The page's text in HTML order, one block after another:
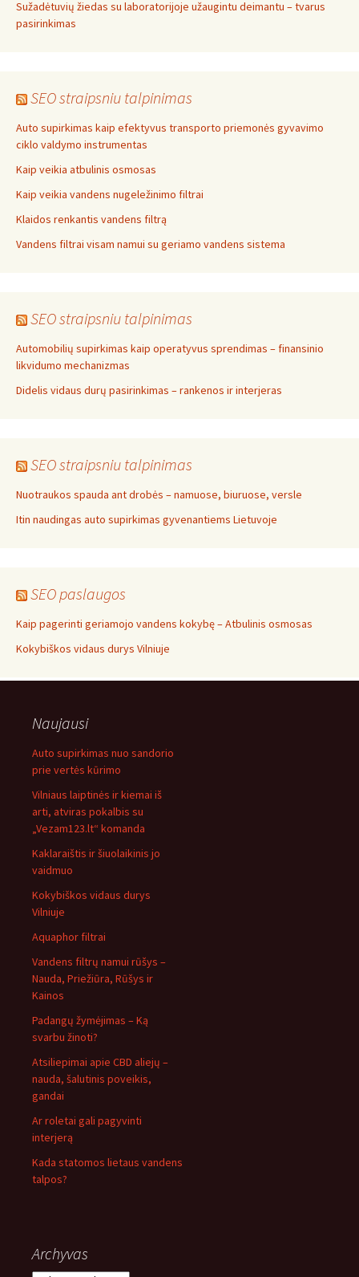
Sužadėtuvių žiedas su laboratorijoje užaugintu deimantu – tvarus
pasirinkimas
SEO straipsniu talpinimas
Auto supirkimas kaip efektyvus transporto priemonės gyvavimo
ciklo valdymo instrumentas
Kaip veikia atbulinis osmosas
Kaip veikia vandens nugeležinimo filtrai
Klaidos renkantis vandens filtrą
Vandens filtrai visam namui su geriamo vandens sistema
SEO straipsniu talpinimas
Automobilių supirkimas kaip operatyvus sprendimas – finansinio
likvidumo mechanizmas
Didelis vidaus durų pasirinkimas – rankenos ir interjeras
SEO straipsniu talpinimas
Nuotraukos spauda ant drobės – namuose, biuruose, versle
Itin naudingas auto supirkimas gyvenantiems Lietuvoje
SEO paslaugos
Kaip pagerinti geriamojo vandens kokybę – Atbulinis osmosas
Kokybiškos vidaus durys Vilniuje
Naujausi
Auto supirkimas nuo sandorio
prie vertės kūrimo
Vilniaus laiptinės ir kiemai iš
arti, atviras pokalbis su
„Vezam123.lt“ komanda
Kaklaraištis ir šiuolaikinis jo
vaidmuo
Kokybiškos vidaus durys
Vilniuje
Aquaphor filtrai
Vandens filtrų namui rūšys –
Nauda, Priežiūra, Rūšys ir
Kainos
Padangų žymėjimas – Ką
svarbu žinoti?
Atsiliepimai apie CBD aliejų –
nauda, šalutinis poveikis,
gandai
Ar roletai gali pagyvinti
interjerą
Kada statomos lietaus vandens
talpos?
Archyvas